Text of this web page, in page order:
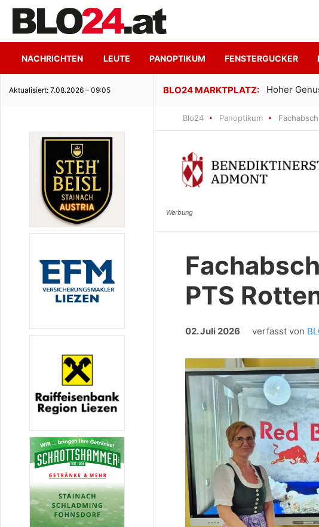
NACHRICHTEN LEUTE PANOPTIKUM FENSTERGUCKER
Aktualisiert: 7.08.2026 – 09:05
Seeidylle
Blo24 Panoptikum
PTS
02. Juli 2026 verfasst von